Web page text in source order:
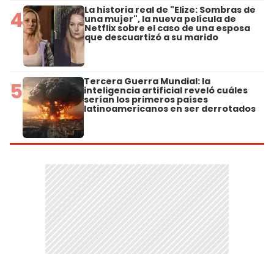
4 La historia real de "Elize: Sombras de
una mujer", la nueva película de
Netflix sobre el caso de una esposa
que descuartizó a su marido
5 Tercera Guerra Mundial: la
inteligencia artificial reveló cuáles
serían los primeros países
latinoamericanos en ser derrotados